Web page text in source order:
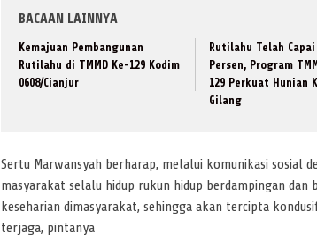
BACAAN LAINNYA
Kemajuan Pembangunan
Rutilahu di TMMD Ke-129 Kodim
0608/Cianjur
Rutilahu Telah Capai
Persen, Program
129 Perkuat Hunian
Gilang
Sertu Marwansyah berharap, melalui komunikasi sosial
masyarakat selalu hidup rukun hidup berdampingan dan
keseharian dimasyarakat, sehingga akan tercipta
terjaga, pintanya